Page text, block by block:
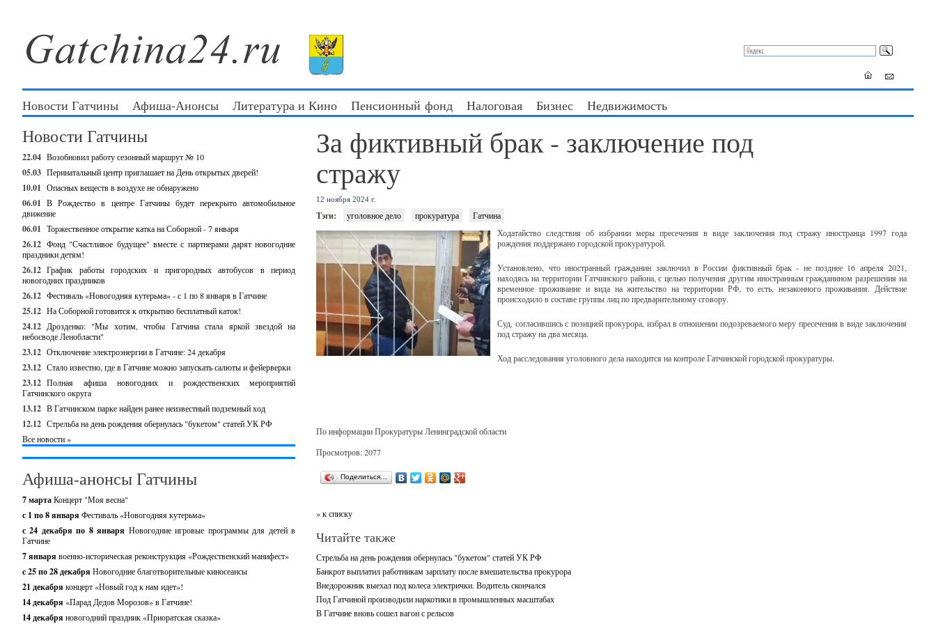
Новости Гатчины Афиша-Анонсы Литература и Кино Пенсионный фонд Налоговая Бизнес Недвижимость
Новости Гатчины
22.04 Возобновил работу сезонный маршрут № 10
05.03 Перинатальный центр приглашает на День открытых дверей!
10.01 Опасных веществ в воздухе не обнаружено
06.01 В Рождество в центре Гатчины будет перекрыто автомобильное
движение
06.01 Торжественное открытие катка на Соборной - 7 января
26.12 Фонд "Счастливое будущее" вместе с партнерами дарят новогодние
праздники детям!
26.12 График работы городских и пригородных автобусов в период
новогодних праздников
26.12 Фестиваль «Новогодняя кутерьма» - с 1 по 8 января в Гатчине
25.12 На Соборной готовится к открытию бесплатный каток!
24.12 Дрозденко: "Мы хотим, чтобы Гатчина стала яркой звездой на
небосводе Ленобласти"
23.12 Отключение электроэнергии в Гатчине: 24 декабря
23.12 Стало известно, где в Гатчине можно запускать салюты и фейерверки
23.12 Полная афиша новогодних и рождественских мероприятий
Гатчинского округа
13.12 В Гатчинском парке найден ранее неизвестный подземный ход
12.12 Стрельба на день рождения обернулась "букетом" статей УК РФ
Все новости »
Афиша-анонсы Гатчины
7 мартаКонцерт "Моя весна"
с 1 по 8 января Фестиваль «Новогодняя кутерьма»
с 24 декабря по 8 января Новогодние игровые программы для детей в
Гатчине
7 января военно-историческая реконструкция «Рождественский манифест»
c 25 по 28 декабря Новогодние благотворительные киносеансы
21 декабря концерт «Новый год к нам идет»!
14 декабря «Парад Дедов Морозов» в Гатчине!
14 декабря новогодний праздник «Приоратская сказка»
За фиктивный брак - заключение под
стражу
12 ноября 2024 г.
Тэги: уголовное дело прокуратура
Гатчина
Ходатайство следствия об избрании меры пресечения в виде заключения под стражу иностранца 1997 года
рождения поддержано городской прокуратурой.
Установлено, что иностранный гражданин заключил в России фиктивный брак - не позднее 16 апреля 2021,
находясь на территории Гатчинского района, с целью получения другим иностранным гражданином разрешения на
временное проживание и вида на жительство на территории РФ, то есть, незаконного проживания. Действие
происходило в составе группы лиц по предварительному сговору.
Суд, согласившись с позицией прокурора, избрал в отношении подозреваемого меру пресечения в виде заключения
под стражу на два месяца.
Ход расследования уголовного дела находится на контроле Гатчинской городской прокуратуры.
По информации Прокуратуры Ленинградской области
Просмотров: 2077
Поделиться…
» к списку
Читайте также
Стрельба на день рождения обернулась "букетом" статей УК РФ
Банкрот выплатил работникам зарплату после вмешательства прокурора
Внедорожник выехал под колеса электрички. Водитель скончался
Под Гатчиной производили наркотики в промышленных масштабах
В Гатчине вновь сошел вагон с рельсов